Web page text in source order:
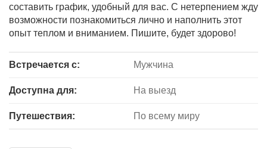
составить график, удобный для вас. С нетерпением жду
возможности познакомиться лично и наполнить этот
опыт теплом и вниманием. Пишите, будет здорово!
Встречается с: Мужчина
Доступна для: На выезд
Путешествия: По всему миру